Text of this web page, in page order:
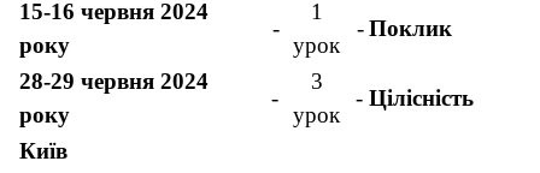
15-16 червня 2024
року
-
1
урок
-Поклик
28-29 червня 2024
року
-
3
урок
- Цілісність
Київ